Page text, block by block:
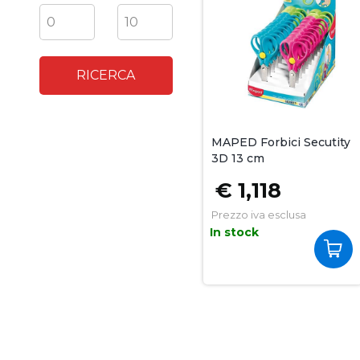
MAPED Forbici Secutity
3D 13 cm
€ 1,118
Prezzo iva esclusa
In stock